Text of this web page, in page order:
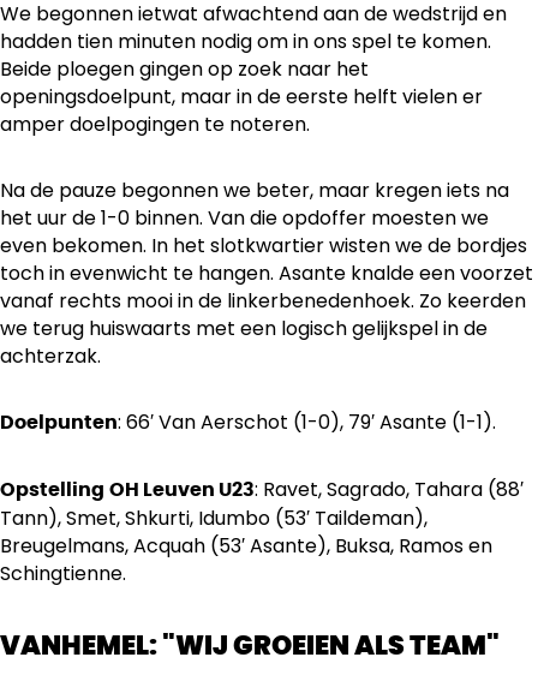
We begonnen ietwat afwachtend aan de wedstrijd en
hadden tien minuten nodig om in ons spel te komen.
Beide ploegen gingen op zoek naar het
openingsdoelpunt, maar in de eerste helft vielen er
amper doelpogingen te noteren.
Na de pauze begonnen we beter, maar kregen iets na
het uur de 1-0 binnen. Van die opdoffer moesten we
even bekomen. In het slotkwartier wisten we de bordjes
toch in evenwicht te hangen. Asante knalde een voorzet
vanaf rechts mooi in de linkerbenedenhoek. Zo keerden
we terug huiswaarts met een logisch gelijkspel in de
achterzak.
Doelpunten: 66′ Van Aerschot (1-0), 79′ Asante (1-1).
Opstelling OH Leuven U23: Ravet, Sagrado, Tahara (88′
Tann), Smet, Shkurti, Idumbo (53′ Taildeman),
Breugelmans, Acquah (53′ Asante), Buksa, Ramos en
Schingtienne.
VANHEMEL: "WIJ GROEIEN ALS TEAM"